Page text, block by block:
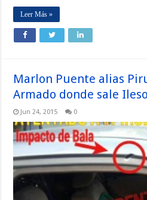
Leer Más »
Marlon Puente alias
Armado donde sale Ileso
Jun 24, 2015 0